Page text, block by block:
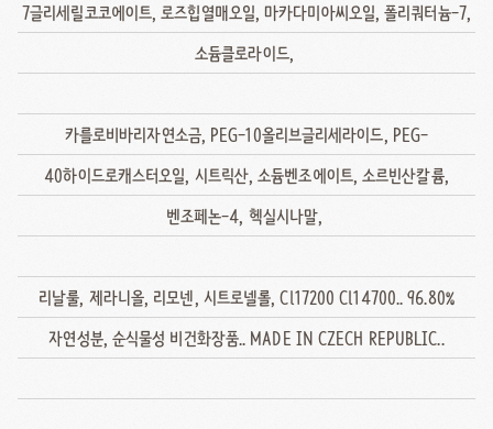
7글리세릴코코에이트, 로즈힙열매오일, 마카다미아씨오일, 폴리쿼터늄-7,
소듐클로라이드,
카를로비바리자연소금, PEG-10올리브글리세라이드, PEG-
40하이드로캐스터오일, 시트릭산, 소듐벤조에이트, 소르빈산칼륨,
벤조페논-4, 헥실시나말,
리날룰, 제라니올, 리모넨, 시트로넬롤, Cl17200 Cl14700.. 96.80%
자연성분, 순식물성 비건화장품.. MADE IN CZECH REPUBLIC..